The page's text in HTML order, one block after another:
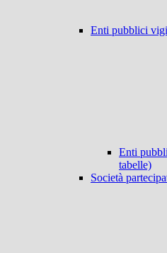
Enti pubblici
Enti
tabelle)
Società